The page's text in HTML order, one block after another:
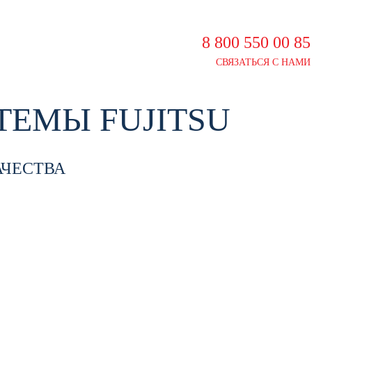
8 800 550 00 85
СВЯЗАТЬСЯ С НАМИ
FUJITSU